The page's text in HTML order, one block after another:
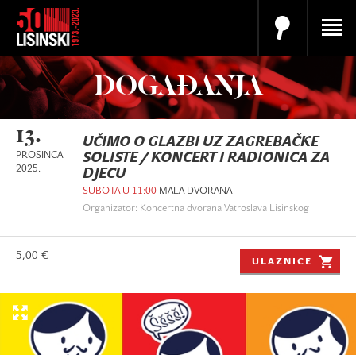
DOGAĐANJA
13.
PROSINCA
2025.
UČIMO O GLAZBI UZ ZAGREBAČKE
SOLISTE / KONCERT I RADIONICA ZA
DJECU
SUBOTA U 11:00 MALA DVORANA
Organizator: Koncertna dvorana Vatroslava Lisinskog
5,00 €
ULAZNICE